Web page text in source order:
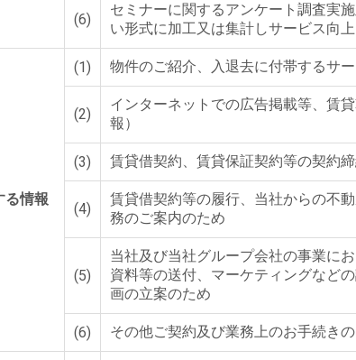
(6)
セミナーに関するアンケート調査実
い形式に加工又は集計しサービス向
る情報
(1) 物件のご紹介、入退去に付帯するサ
(2)
インターネットでの広告掲載等、賃
報）
(3) 賃貸借契約、賃貸保証契約等の契約
(4)
賃貸借契約等の履行、当社からの不
務のご案内のため
(5)
当社及び当社グループ会社の事業に
資料等の送付、マーケティングなど
画の立案のため
(6) その他ご契約及び業務上のお手続き